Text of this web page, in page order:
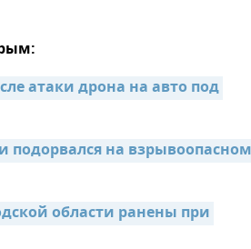
атаки дрона на авто под
подорвался на взрывоопасном
области ранены при